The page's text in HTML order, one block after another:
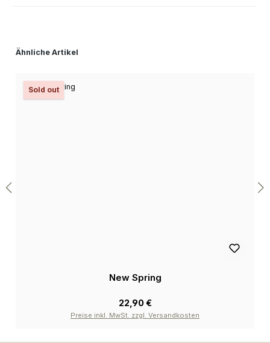
Produktgalerie überspringen
Ähnliche Artikel
Sold out
New Spring
22,90 €
Preise inkl. MwSt. zzgl. Versandkosten